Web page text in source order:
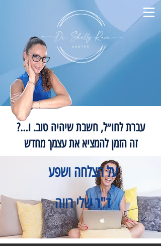
עברת לחו״ל, חשבת שיהיה טוב. ו…?
זה הזמן להמציא את עצמך מחדש
על הצלחה ושפע
ד"ר שלי רווה